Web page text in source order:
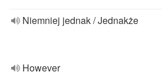
Niemniej jednak / Jednakże
However